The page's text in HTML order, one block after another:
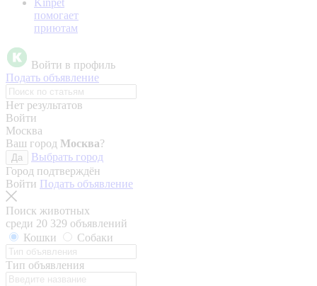
Kinpet
помогает
приютам
Войти в профиль
Подать объявление
Нет результатов
Войти
Москва
Ваш город Москва?
Да
Выбрать город
Город подтверждён
Войти Подать объявление
Поиск животных
среди 20 329 объявлений
Кошки
Собаки
Тип объявления